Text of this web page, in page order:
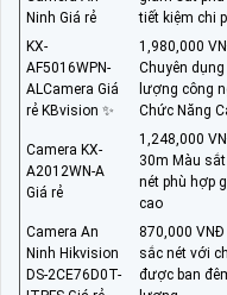
Ninh Giá rẻ
tiết kiệm chi
KX-
AF5016WPN-
ALCamera Giá
rẻ KBvision ✨
1,980,000
Chuyên
lượng công
Chức Năng
Camera KX-
A2012WN-A
Giá rẻ
1,248,000
30m Màu sắt
nét phù hợp
cao
Camera An
Ninh Hikvision
DS-2CE76D0T-
870,000
sắc nét với
được ban